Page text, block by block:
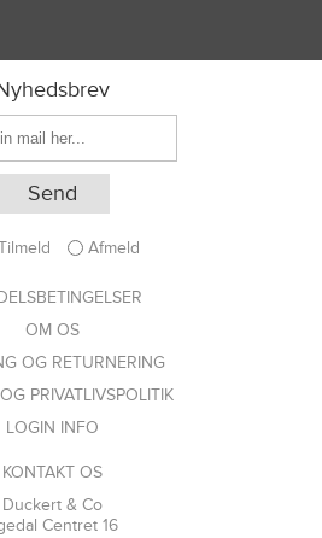
Afmeld
OM OS
OG RETURNERING
PRIVATLIVSPOLITIK
LOGIN INFO
KONTAKT OS
Duckert & Co
Centret 16